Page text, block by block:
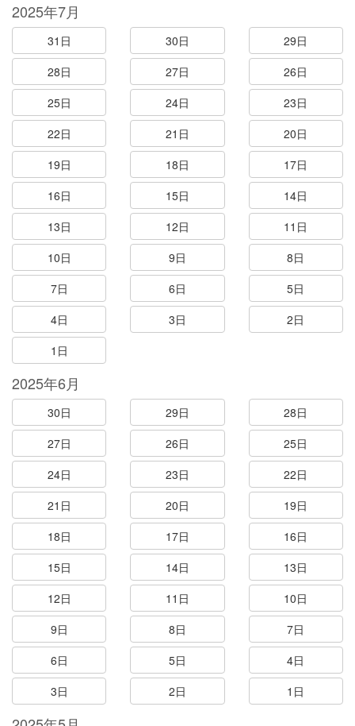
2025年7月
31日 30日
29日
28日
27日
26日
25日
24日
23日
22日
21日
20日
19日
18日
17日
16日
15日
14日
13日
12日
11日
10日
9日
8日
7日
6日
5日
4日
3日
2日
1日
2025年6月
30日 29日
28日
27日
26日
25日
24日
23日
22日
21日
20日
19日
18日
17日
16日
15日
14日
13日
12日
11日
10日
9日
8日
7日
6日
5日
4日
3日
2日 1日